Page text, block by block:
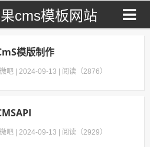
cms模板网站
模版制作
吧 2024-09-13 阅读（2876）
吧 2024-09-13 阅读（2929）